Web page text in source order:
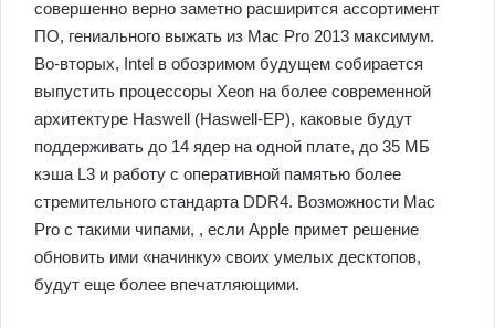
совершенно верно заметно расширится ассортимент
ПО, гениального выжать из Mac Pro 2013 максимум.
Во-вторых, Intel в обозримом будущем собирается
выпустить процессоры Xeon на более современной
архитектуре Haswell (Haswell-EP), каковые будут
поддерживать до 14 ядер на одной плате, до 35 МБ
кэша L3 и работу с оперативной памятью более
стремительного стандарта DDR4. Возможности Mac
Pro c такими чипами, , если Apple примет решение
обновить ими «начинку» своих умелых десктопов,
будут еще более впечатляющими.